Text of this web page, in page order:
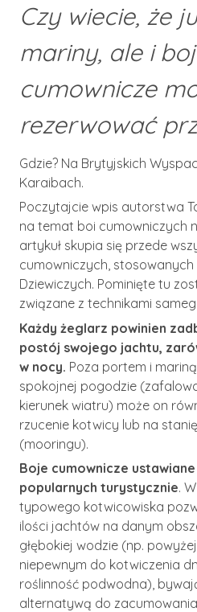
Czy wiecie, że
mariny, ale i
cumownicze
rezerwować
Gdzie? Na Brytyjskich
Karaibach.
Poczytajcie wpis autorstwa
na temat boi cumowniczych
artykuł skupia się przede
cumowniczych,
Dziewiczych. Pominięte tu
związane z technikami
Każdy żeglarz powinien
postój swojego jachtu,
w nocy. Poza portem i
spokojnej pogodzie
kierunek wiatru) może on
rzucenie kotwicy lub na
(mooringu).
Boje cumownicze
popularnych turystycznie.
typowego kotwicowiska
ilości jachtów na danym
głębokiej wodzie (np.
niepewnym do kotwiczenia
roślinność podwodna),
alternatywą do